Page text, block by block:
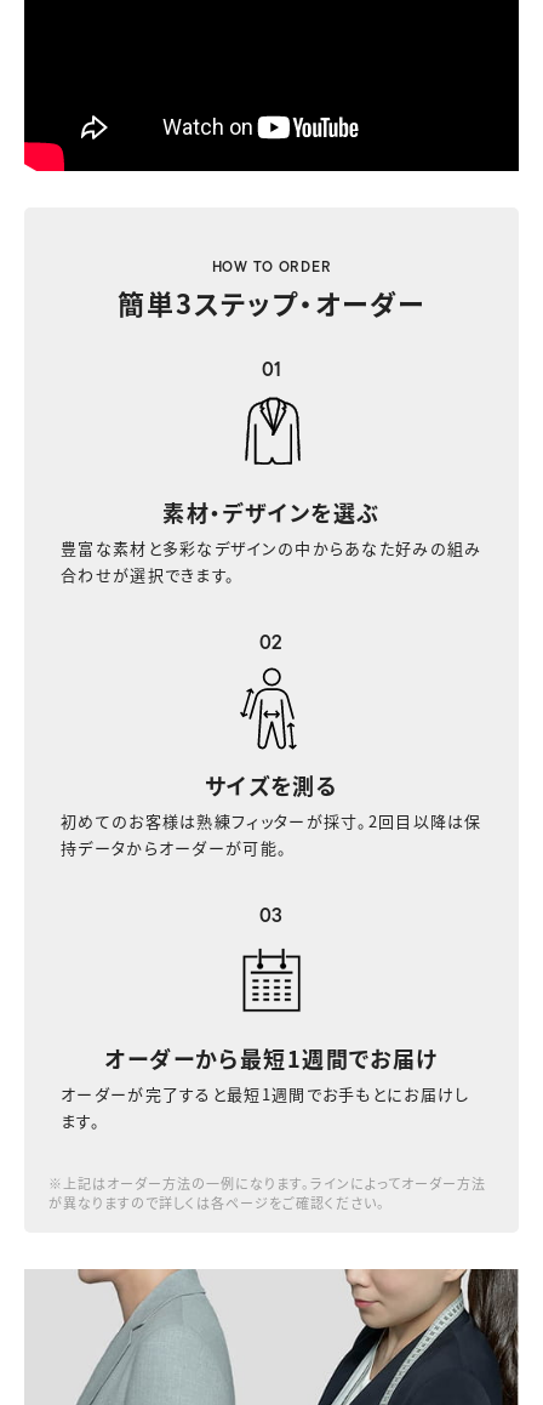
HOW TO ORDER
簡単3ステップ・オーダー
01
素材・デザインを選ぶ
豊富な素材と多彩なデザインの中からあなた好みの組み
合わせが選択できます。
02
サイズを測る
初めてのお客様は熟練フィッターが採寸。2回目以降は保
持データからオーダーが可能。
03
オーダーから最短1週間でお届け
オーダーが完了すると最短1週間でお手もとにお届けし
ます。
※上記はオーダー方法の一例になります。ラインによってオーダー方法
が異なりますので詳しくは各ページをご確認ください。